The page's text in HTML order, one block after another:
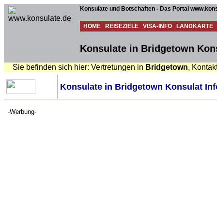
Konsulate und Botschaften - Das Portal
HOME REISEZIELE VISA-INFO LANDKARTE
Konsulate in Bridgetown
Sie befinden sich hier: Vertretungen in Bridgetown,
Konsulate in Bridgetown Konsulat
-Werbung-